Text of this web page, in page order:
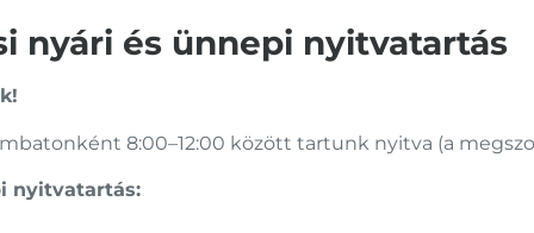
Garanciaidő:24 hónap
Cikkszám: CS62U
ÁFA:27%
nyári és ünnepi nyitvatartás
8:00–12:00 között tartunk nyitva (a
nyitvatartás: